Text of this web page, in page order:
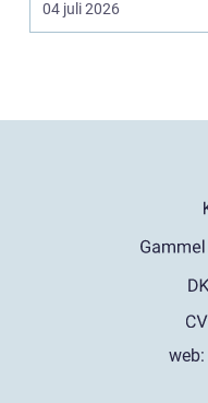
04 juli 2026
web: